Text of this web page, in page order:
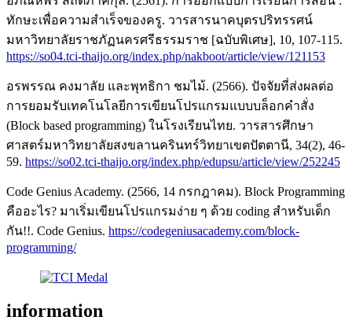
ทักษะเพื่อความสำเร็จของครู. วารสารนาคบุตรปริทรรศน์
มหาวิทยาลัยราชภัฏนครศรีธรรมราช [ฉบับพิเศษ], 10, 107-115.
https://so04.tci-thaijo.org/index.php/nakboot/article/view/121153
อรพรรณ คงมาลัย และพุทธิกา ชมไม้. (2566). ปัจจัยที่ส่งผลต่อ
การยอมรับเทคโนโลยีการเขียนโปรแกรมแบบบล็อกคำสั่ง
(Block based programming) ในโรงเรียนไทย. วารสารศึกษา
ศาสตร์มหาวิทยาลัยสงขลานครินทร์วิทยาเขตปัตตานี, 34(2), 46-
59. https://so02.tci-thaijo.org/index.php/edupsu/article/view/252245
Code Genius Academy. (2566, 14 กรกฎาคม). Block Programming
คืออะไร? มาเริ่มเขียนโปรแกรมง่าย ๆ ด้วย coding สำหรับเด็ก
กัน!!. Code Genius. https://codegeniusacademy.com/block-
programming/
information